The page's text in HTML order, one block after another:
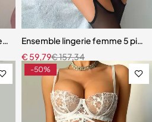
Ensemble lingerie femme 5
€157,34
€ 59,79
-50%